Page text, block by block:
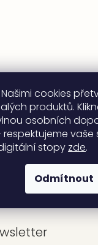
cookies
produktů.
osobních
vaše
stopy zde.
Odmítnout